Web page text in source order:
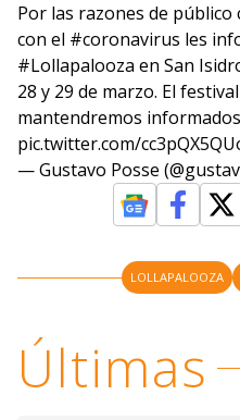
Por las razones de
con el #coronavirus les
#Lollapalooza en San
28 y 29 de marzo. El
mantendremos
pic.twitter.com/
— Gustavo Posse
LOLLAPALOOZA
Últimas